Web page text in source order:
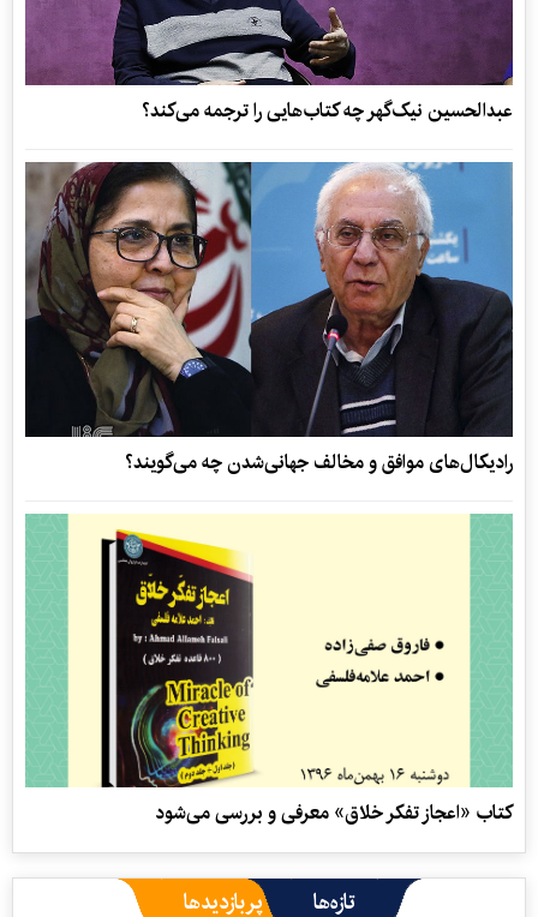
عبدالحسین نیک‌گهر چه کتاب‌هایی را ترجمه می‌کند؟
رادیکال‌های موافق و مخالف جهانی‌شدن چه می‌گویند؟
کتاب «اعجاز تفکر خلاق» معرفی و بررسی می‌شود
تازه‌ها پربازدیدها